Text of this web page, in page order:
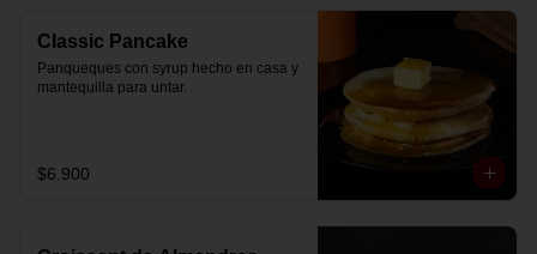
Classic Pancake
Panqueques con syrup hecho en casa y
mantequilla para untar.
$6.900